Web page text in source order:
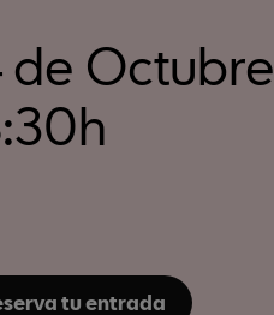
de Octubre
tu entrada